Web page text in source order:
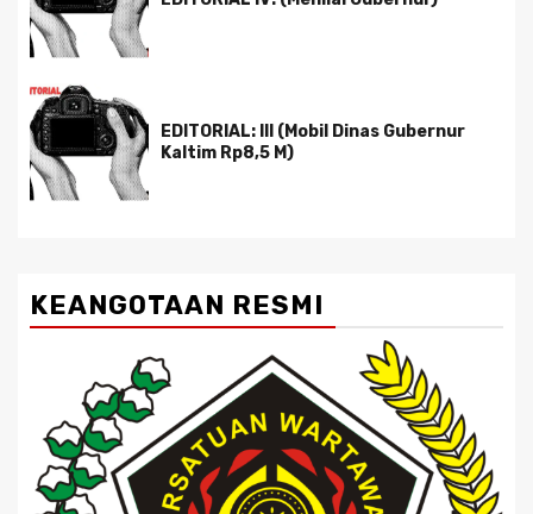
EDITORIAL: III (Mobil Dinas Gubernur
Kaltim Rp8,5 M)
KEANGOTAAN RESMI